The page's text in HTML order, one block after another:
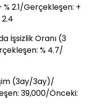
2.1/Gerçekleşen: +
İşsizlik Oranı (3
% 4.7/
(3ay/3ay)/
39,000/Önceki: